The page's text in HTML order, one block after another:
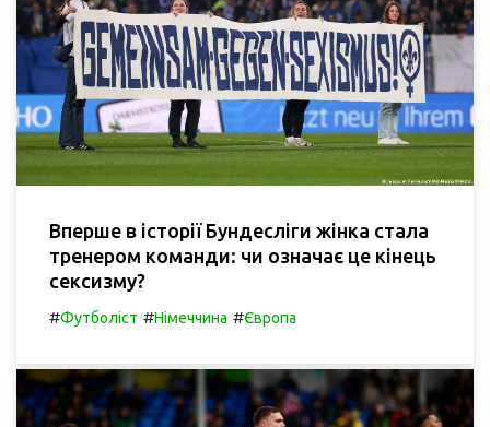
Вперше в історії Бундесліги жінка стала
тренером команди: чи означає це кінець
сексизму?
#Футболіст #Німеччина #Європа